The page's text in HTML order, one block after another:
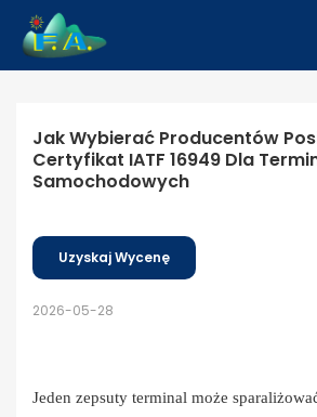
Jak Wybierać Producentów
Certyfikat IATF 16949 Dla
Samochodowych
Uzyskaj Wycenę
2026-05-28
Jeden zepsuty terminal może